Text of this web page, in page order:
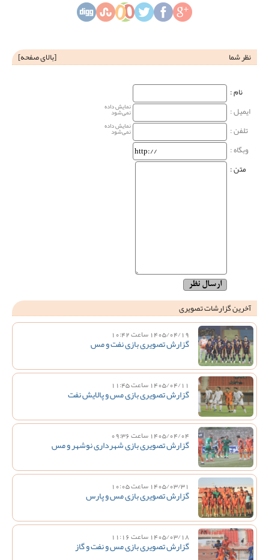
نظر شما [بالای صفحه]
نام‌ :
ایمیل :
نمایش داده
نمی‌شود
تلفن : نمایش داده
نمی‌شود
وبگاه‌ :
متن :
آخرین گزارشات تصویری
1405/04/19 ساعت 10:42
گزارش تصویری بازی نفت و مس
1405/04/11 ساعت 11:45
گزارش تصویری بازی مس و پالایش نفت
1405/04/04 ساعت 09:36
گزارش تصویری بازی شهرداری نوشهر و مس
1405/03/31 ساعت 10:05
گزارش تصویری بازی مس و پارس
1405/03/18 ساعت 11:16
گزارش تصویری بازی مس و نفت و گاز